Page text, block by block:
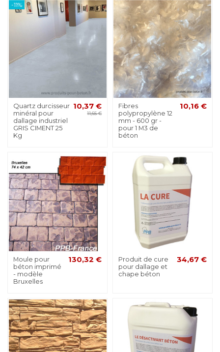
-11%
Quartz durcisseur
minéral pour
dallage industriel
GRIS CIMENT 25
Kg
10,37 €
11,65 €
Fibres
polypropylène 12
mm - 600 gr -
pour 1 M3 de
béton
10,16 €
Moule pour
béton imprimé
- modèle
Bruxelles
130,32 €
Produit de cure
pour dallage et
chape béton
34,67 €